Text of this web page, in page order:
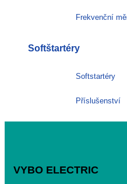
Frekvenční
Softštartéry
Softstartéry
Příslušenství
VYBO ELECTRIC